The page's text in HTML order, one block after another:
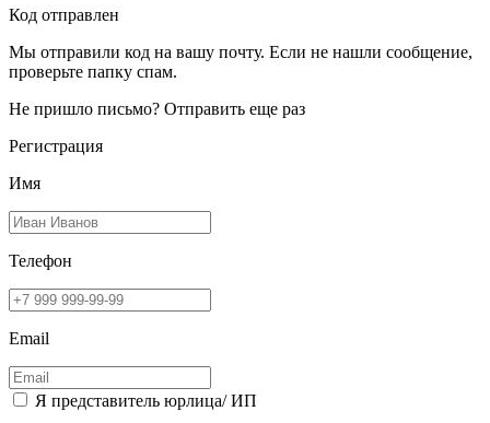
Код отправлен
Мы отправили код на вашу почту. Если не нашли сообщение,
проверьте папку спам.
Не пришло письмо? Отправить еще раз
Регистрация
Имя
Телефон
Email
Я представитель юрлица/ ИП